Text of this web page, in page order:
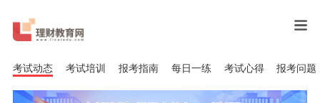
考试动态 考试培训 报考指南 每日一练 考试心得 报考问题